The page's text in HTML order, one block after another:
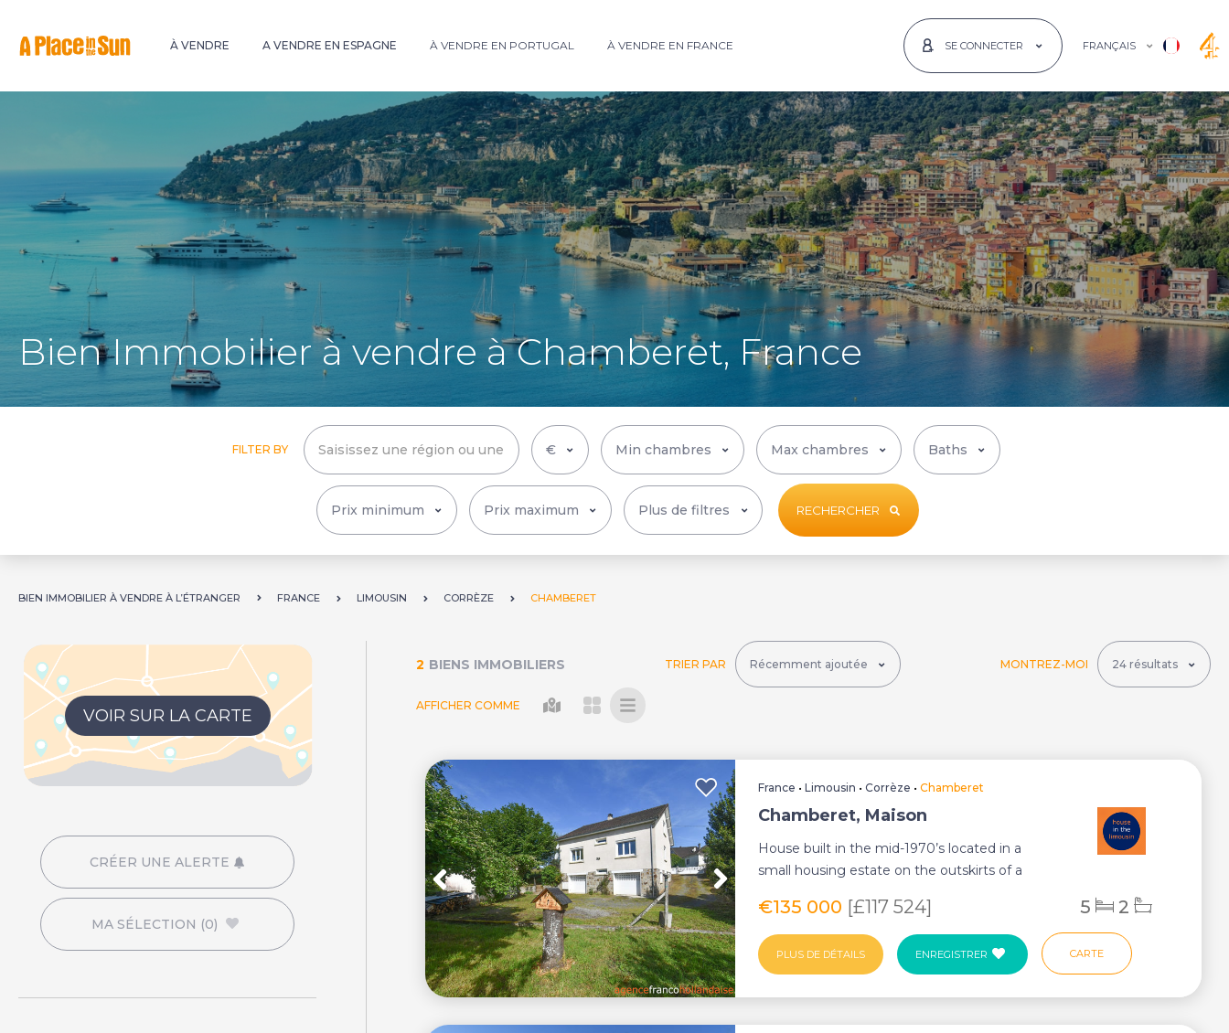
À VENDRE A VENDRE EN ESPAGNE À VENDRE EN PORTUGAL À VENDRE EN FRANCE SE CONNECTER FRANÇAIS
Bien Immobilier à vendre à Chamberet, France
FILTER BY
Plus de filtres RECHERCHER
BIEN IMMOBILIER À VENDRE À L’ÉTRANGER FRANCE LIMOUSIN CORRÈZE CHAMBERET
VOIR SUR LA CARTE
CRÉER UNE ALERTE
MA SÉLECTION (0)
2 BIENS IMMOBILIERS TRIER PAR MONTREZ-MOI
AFFICHER COMME
France •Limousin •Corrèze •Chamberet
Chamberet, Maison
House built in the mid-1970’s located in a
small housing estate on the outskirts of a
€135 000 [£117 524] 5 2
PLUS DE DÉTAILS ENREGISTRER CARTE